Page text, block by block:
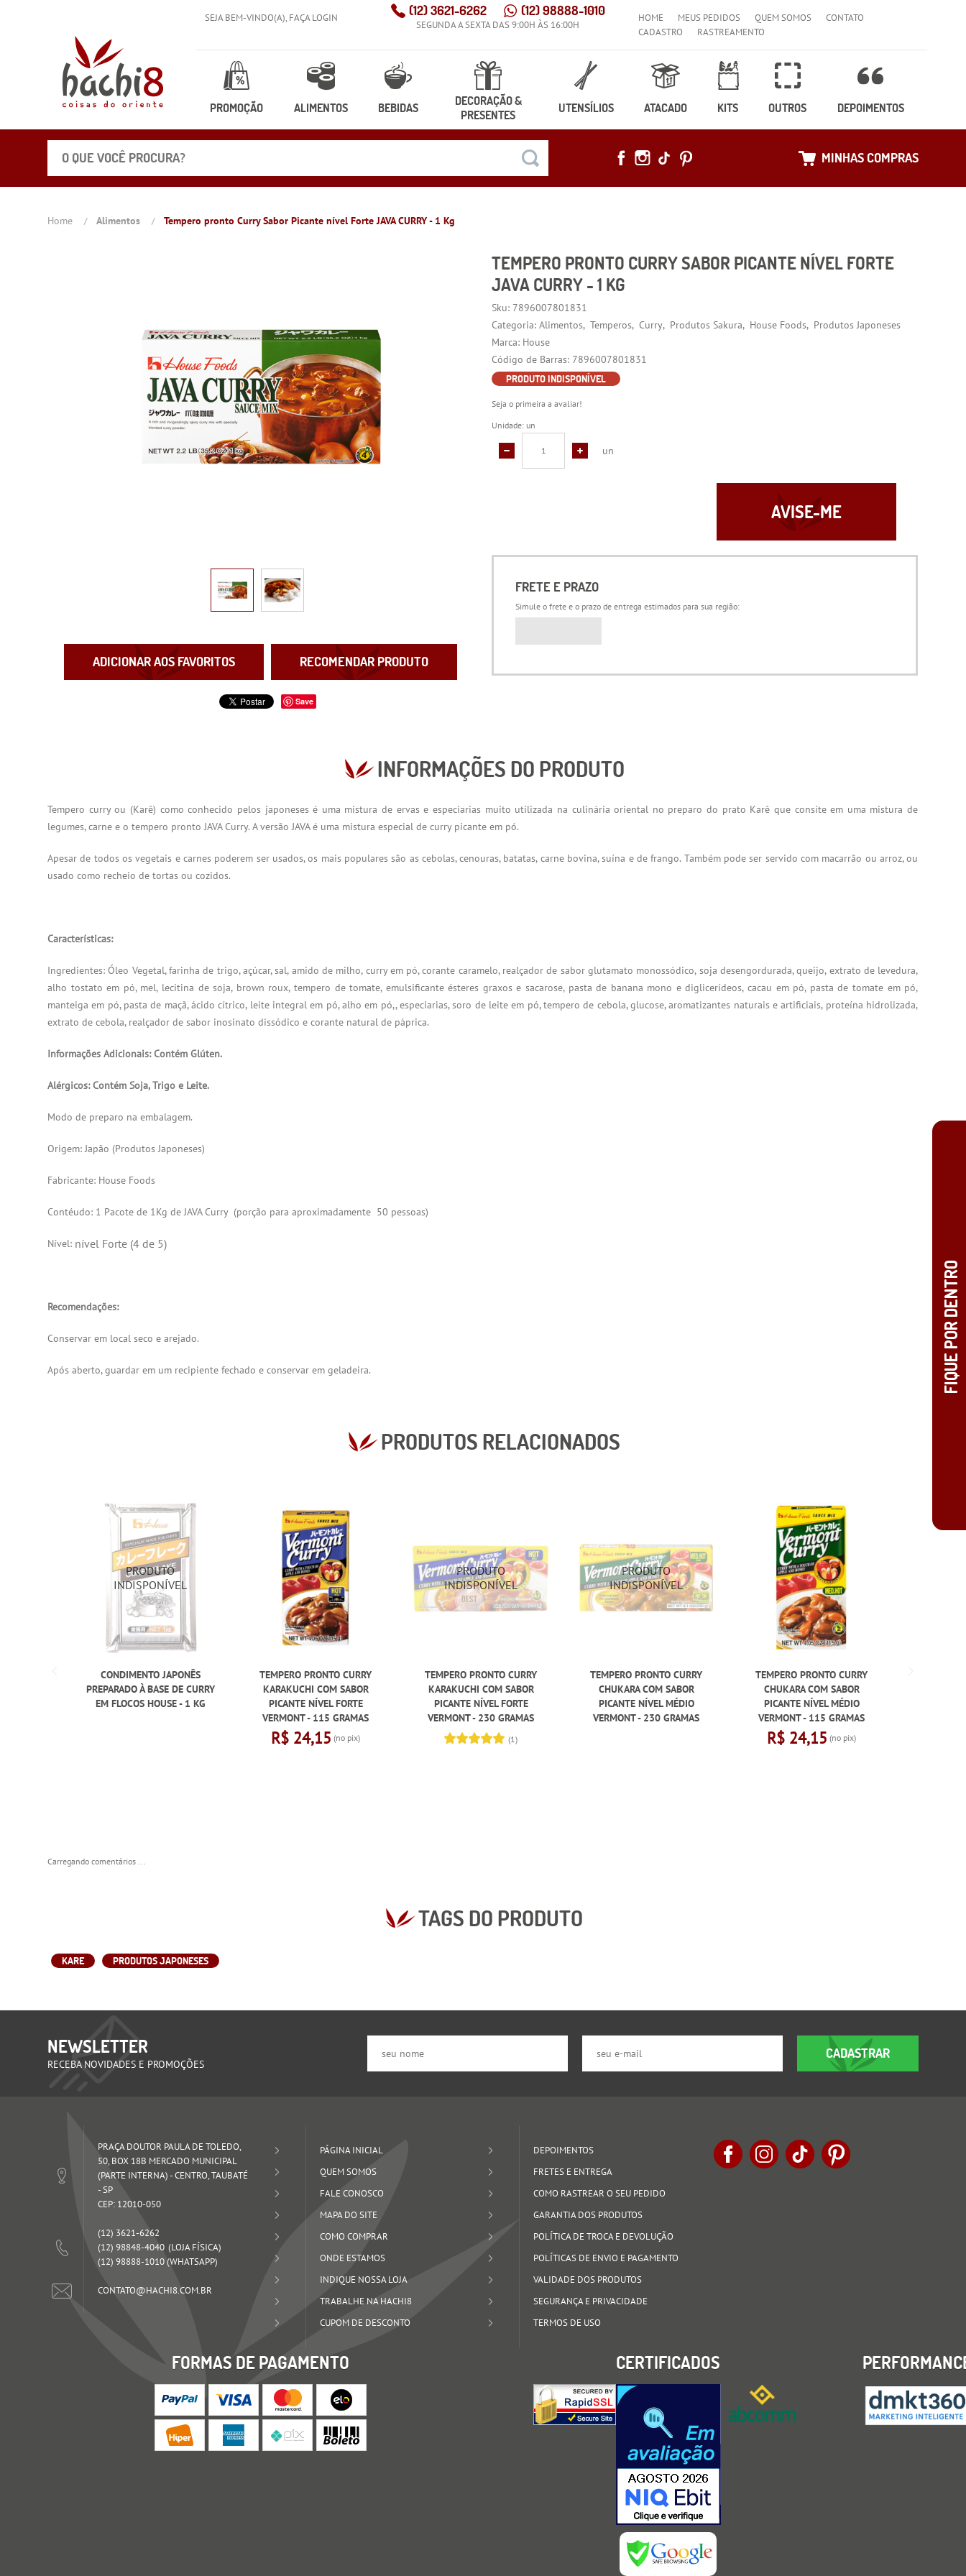
SEJA BEM-VINDO(A), FAÇA LOGIN (12)3621-6262 (12)98888-1010
SEGUNDA A SEXTA DAS 9:00H ÀS 16:00H
HOME MEUS PEDIDOS QUEM SOMOS
CONTATO
CADASTRO
RASTREAMENTO
PROMOÇÃO ALIMENTOS BEBIDAS
DECORAÇÃO &
PRESENTES
UTENSÍLIOS ATACADO KITS OUTROS DEPOIMENTOS
MINHAS COMPRAS
Home Alimentos Tempero pronto Curry Sabor Picante nível Forte JAVA CURRY - 1 Kg
ADICIONAR AOS FAVORITOS RECOMENDAR PRODUTO
Save
TEMPERO PRONTO CURRY SABOR PICANTE NÍVEL FORTE
JAVA CURRY - 1 KG
Sku: 7896007801831
Categoria: Alimentos Temperos Curry Produtos Sakura House Foods
Produtos Japoneses
Marca: House
Código de Barras: 7896007801831
PRODUTO INDISPONÍVEL
Seja o primeira a avaliar!
Unidade: un
un
AVISE-ME
FRETE E PRAZO
Simule o frete e o prazo de entrega estimados para sua região:
INFORMAÇÕES DO PRODUTO
Tempero curry ou (Karê) como conhecido pelos japoneses é uma mistura de ervas e especiarias muito utilizada na culinária oriental no preparo do prato Karê que consite em uma mistura de
legumes, carne e o tempero pronto JAVA Curry. A versão JAVA é uma mistura especial de curry picante em pó.
Apesar de todos os vegetais e carnes poderem ser usados, os mais populares são as cebolas, cenouras, batatas, carne bovina, suína e de frango. Também pode ser servido com macarrão ou arroz, ou
usado como recheio de tortas ou cozidos.
Características:
Ingredientes: Óleo Vegetal, farinha de trigo, açúcar, sal, amido de milho, curry em pó, corante caramelo, realçador de sabor glutamato monossódico, soja desengordurada, queijo, extrato de levedura,
alho tostato em pó, mel, lecitina de soja, brown roux, tempero de tomate, emulsificante ésteres graxos e sacarose, pasta de banana mono e diglicerídeos, cacau em pó, pasta de tomate em pó,
manteiga em pó, pasta de maçã, ácido cítrico, leite integral em pó, alho em pó,, especiarias, soro de leite em pó, tempero de cebola, glucose, aromatizantes naturais e artificiais, proteína hidrolizada,
extrato de cebola, realçador de sabor inosinato dissódico e corante natural de páprica.
Informações Adicionais: Contém Glúten.
Alérgicos: Contém Soja, Trigo e Leite.
Modo de preparo na embalagem.
Origem: Japão (Produtos Japoneses)
Fabricante: House Foods
Contéudo: 1 Pacote de 1Kg de JAVA Curry (porção para aproximadamente 50 pessoas)
Nível: nível Forte (4 de 5)
Recomendações:
Conservar em local seco e arejado.
Após aberto, guardar em um recipiente fechado e conservar em geladeira.
PRODUTOS RELACIONADOS
CONDIMENTO JAPONÊS
PREPARADO À BASE DE CURRY
EM FLOCOS HOUSE - 1 KG
TEMPERO PRONTO CURRY
KARAKUCHI COM SABOR
PICANTE NÍVEL FORTE
VERMONT - 115 GRAMAS
R$ 24,15 (no pix)
TEMPERO PRONTO CURRY
KARAKUCHI COM SABOR
PICANTE NÍVEL FORTE
VERMONT - 230 GRAMAS
(1)
TEMPERO PRONTO CURRY
CHUKARA COM SABOR
PICANTE NÍVEL MÉDIO
VERMONT - 230 GRAMAS
TEMPERO PRONTO CURRY
CHUKARA COM SABOR
PICANTE NÍVEL MÉDIO
VERMONT - 115 GRAMAS
R$ 24,15 (no pix)
Carregando comentários ...
TAGS DO PRODUTO
KARE PRODUTOS JAPONESES
NEWSLETTER
RECEBA NOVIDADES E PROMOÇÕES
CADASTRAR
PRAÇA DOUTOR PAULA DE TOLEDO,
50, BOX 18B MERCADO MUNICIPAL
(PARTE INTERNA)-CENTRO, TAUBATÉ
-SP
CEP: 12010-050
(12) 3621-6262
(12) 98848-4040
(12) 98888-1010(WHATSAPP)
CONTATO@HACHI8.COM.BR
PÁGINA INICIAL
QUEM SOMOS
FALE CONOSCO
MAPA DO SITE
COMO COMPRAR
ONDE ESTAMOS
INDIQUE NOSSA LOJA
TRABALHE NA HACHI8
CUPOM DE DESCONTO
DEPOIMENTOS
FRETES E ENTREGA
COMO RASTREAR O SEU PEDIDO
GARANTIA DOS PRODUTOS
POLÍTICA DE TROCA E DEVOLUÇÃO
POLÍTICAS DE ENVIO E PAGAMENTO
VALIDADE DOS PRODUTOS
SEGURANÇA E PRIVACIDADE
TERMOS DE USO
FORMAS DE PAGAMENTO CERTIFICADOS